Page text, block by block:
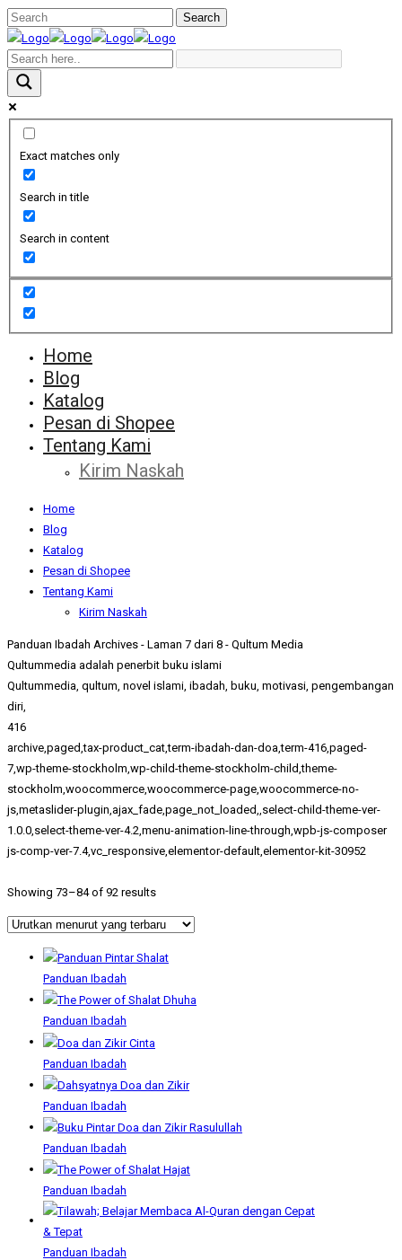
Exact matches only
Search in title
Search in content
Home
Blog
Katalog
Pesan di Shopee
Tentang Kami
Kirim Naskah
Home
Blog
Katalog
Pesan di Shopee
Tentang Kami
Kirim Naskah
Panduan Ibadah Archives - Laman 7 dari 8 - Qultum Media
Qultummedia adalah penerbit buku islami
Qultummedia, qultum, novel islami, ibadah, buku, motivasi, pengembangan
diri,
416
archive,paged,tax-product_cat,term-ibadah-dan-doa,term-416,paged-
7,wp-theme-stockholm,wp-child-theme-stockholm-child,theme-
stockholm,woocommerce,woocommerce-page,woocommerce-no-
js,metaslider-plugin,ajax_fade,page_not_loaded,,select-child-theme-ver-
1.0.0,select-theme-ver-4.2,menu-animation-line-through,wpb-js-composer
js-comp-ver-7.4,vc_responsive,elementor-default,elementor-kit-30952
Showing 73–84 of 92 results
Panduan Ibadah
Panduan Ibadah
Panduan Ibadah
Panduan Ibadah
Panduan Ibadah
Panduan Ibadah
Panduan Ibadah